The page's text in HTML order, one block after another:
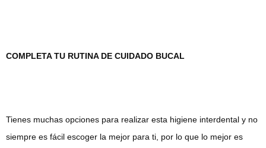
COMPLETA TU RUTINA DE CUIDADO BUCAL
Tienes muchas opciones para realizar esta higiene interdental y no
siempre es fácil escoger la mejor para ti, por lo que lo mejor es